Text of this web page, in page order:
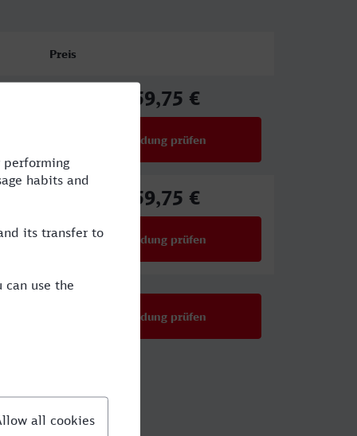
Preis
159,75 €
Verbindung prüfen
159,75 €
Verbindung prüfen
Verbindung prüfen